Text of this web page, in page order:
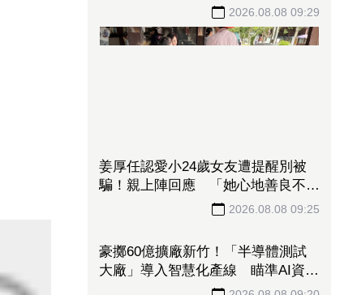
2026.08.08 09:29
姜厚任認愛小24歲女友遭提醒別被
騙！親上陣回應 「她心地善良不會
2026.08.08 09:25